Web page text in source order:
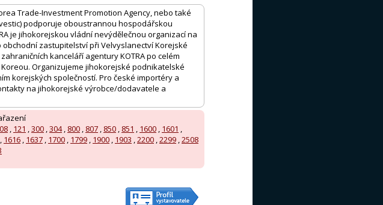
Trade-Investment Promotion Agency, nebo také
podporuje oboustrannou hospodářskou
je jihokorejskou vládní nevýdělečnou organizací na
zastupitelství při Velvyslanectví Korejské
kanceláří agentury KOTRA po celém
Organizujeme jihokorejské podnikatelské
korejských společností. Pro české importéry a
na jihokorejské výrobce/dodavatele a
, 121 ,300 ,304, 800 , 807 , 850 , 851 , 1600 , 1601 ,
, 1616 , 1637 , 1700 , 1799 , 1900 , 1903 ,2200 ,2299 ,2508